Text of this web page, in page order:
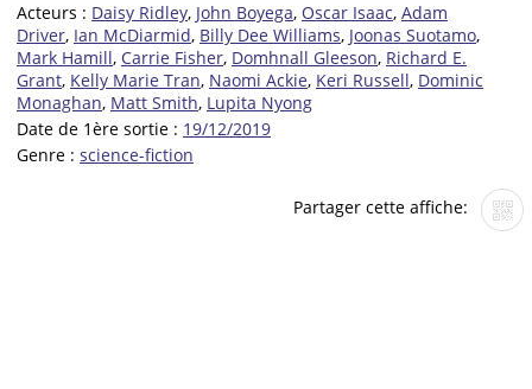
Acteurs : Daisy Ridley, John Boyega, Oscar Isaac, Adam
Driver, Ian McDiarmid, Billy Dee Williams, Joonas Suotamo,
Mark Hamill, Carrie Fisher, Domhnall Gleeson, Richard E.
Grant, Kelly Marie Tran, Naomi Ackie, Keri Russell, Dominic
Monaghan, Matt Smith, Lupita Nyong
Date de 1ère sortie : 19/12/2019
Genre : science-fiction
Partager cette affiche: